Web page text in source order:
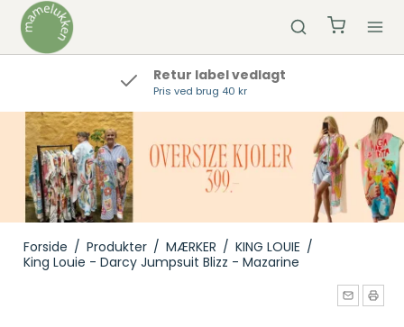
Retur label vedlagt
Pris ved brug 40 kr
Forside / Produkter / MÆRKER / KING LOUIE /
King Louie - Darcy Jumpsuit Blizz - Mazarine